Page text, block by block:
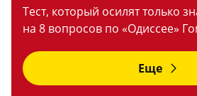
Тест, который осилят только
на 8 вопросов по «Одиссее»
Еще